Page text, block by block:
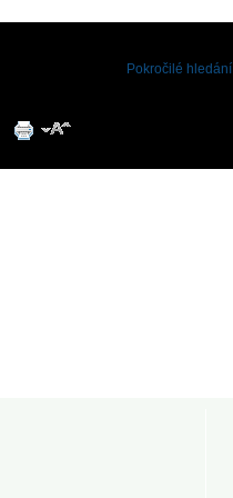
Pokročilé hledání